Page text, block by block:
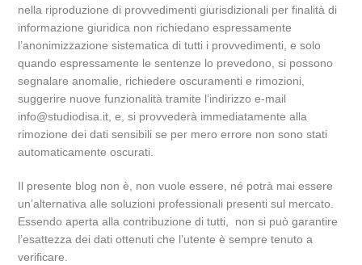
nella riproduzione di provvedimenti giurisdizionali per finalità di
informazione giuridica non richiedano espressamente
l’anonimizzazione sistematica di tutti i provvedimenti, e solo
quando espressamente le sentenze lo prevedono, si possono
segnalare anomalie, richiedere oscuramenti e rimozioni,
suggerire nuove funzionalità tramite l’indirizzo e-mail
info@studiodisa.it, e, si provvederà immediatamente alla
rimozione dei dati sensibili se per mero errore non sono stati
automaticamente oscurati.
Il presente blog non è, non vuole essere, né potrà mai essere
un’alternativa alle soluzioni professionali presenti sul mercato.
Essendo aperta alla contribuzione di tutti, non si può garantire
l’esattezza dei dati ottenuti che l’utente è sempre tenuto a
verificare.